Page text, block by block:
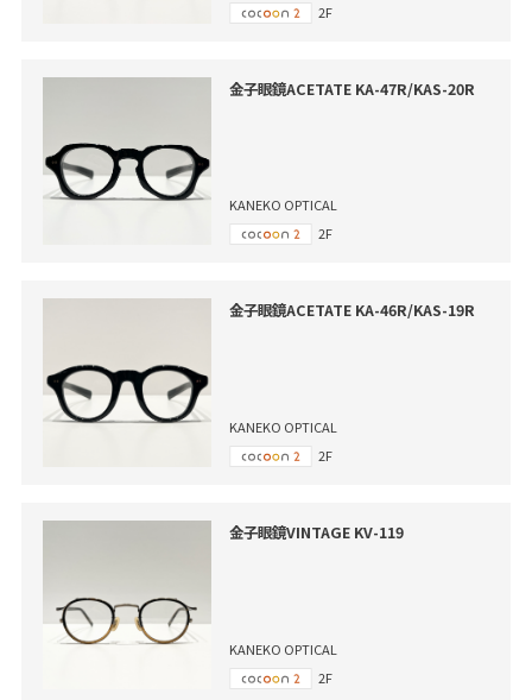
2F
金子眼鏡ACETATE KA-47R/KAS-20R
KANEKO OPTICAL
2F
金子眼鏡ACETATE KA-46R/KAS-19R
KANEKO OPTICAL
2F
金子眼鏡VINTAGE KV-119
KANEKO OPTICAL
2F